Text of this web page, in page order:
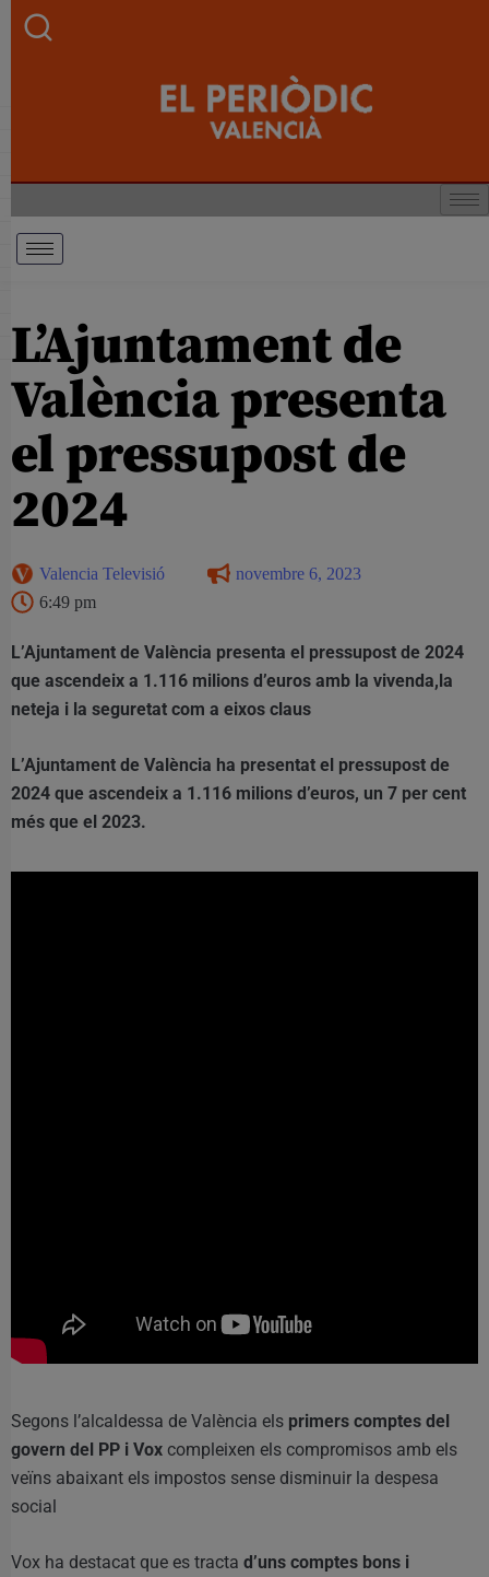
L’Ajuntament de
València presenta
el pressupost de
2024
Valencia Televisió
novembre 6, 2023
6:49 pm
L’Ajuntament de València presenta el pressupost de 2024
que ascendeix a 1.116 milions d’euros amb la vivenda,la
neteja i la seguretat com a eixos claus
L’Ajuntament de València ha presentat el pressupost de
2024 que ascendeix a 1.116 milions d’euros, un 7 per cent
més que el 2023.
Segons l’alcaldessa de València els primers comptes del
govern del PP i Vox compleixen els compromisos amb els
veïns abaixant els impostos sense disminuir la despesa
social
Vox ha destacat que es tracta d’uns comptes bons i